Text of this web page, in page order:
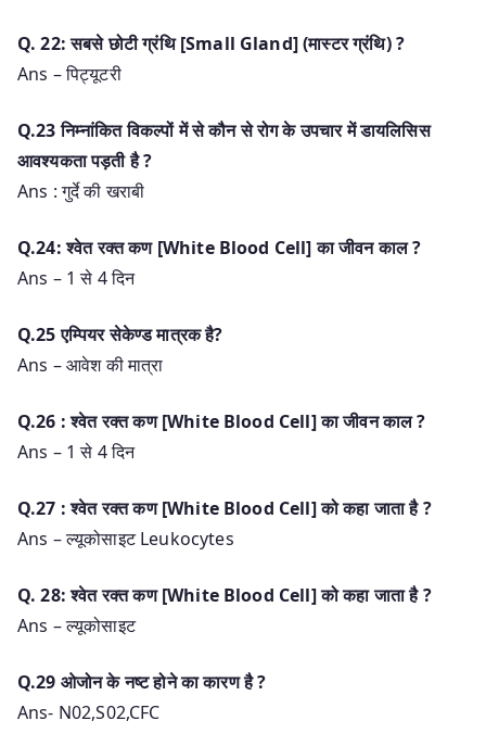
Q. 22: सबसे छोटी ग्रंथि [Small Gland] (मास्टर ग्रंथि) ?
Ans – पिट्यूटरी
Q.23 निम्नांकित विकल्पों में से कौन से रोग के उपचार में डायलिसिस
आवश्यकता पड़ती है ?
Ans : गुर्दे की खराबी
Q.24: श्वेत रक्त कण [White Blood Cell] का जीवन काल ?
Ans – 1 से 4 दिन
Q.25 एम्पियर सेकेण्ड मात्रक है?
Ans – आवेश की मात्रा
Q.26 : श्वेत रक्त कण [White Blood Cell] का जीवन काल ?
Ans – 1 से 4 दिन
Q.27 : श्वेत रक्त कण [White Blood Cell] को कहा जाता है ?
Ans – ल्यूकोसाइट Leukocytes
Q. 28: श्वेत रक्त कण [White Blood Cell] को कहा जाता है ?
Ans – ल्यूकोसाइट
Q.29 ओजोन के नष्ट होने का कारण है ?
Ans- N02,S02,CFC